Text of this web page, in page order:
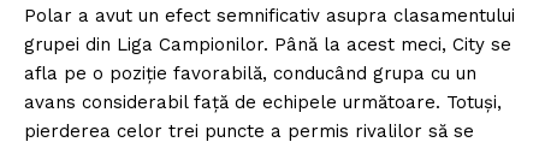
Polar a avut un efect semnificativ asupra clasamentului
grupei din Liga Campionilor. Până la acest meci, City se
afla pe o poziție favorabilă, conducând grupa cu un
avans considerabil față de echipele următoare. Totuși,
pierderea celor trei puncte a permis rivalilor să se